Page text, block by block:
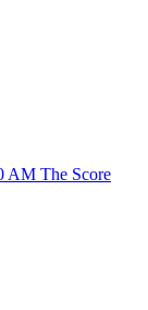
AM The Score